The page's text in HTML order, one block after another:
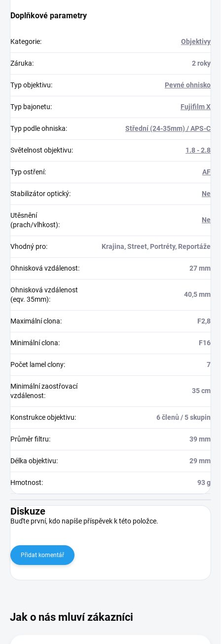
Doplňkové parametry
Kategorie: Objektivy
Záruka: 2 roky
Typ objektivu: Pevné ohnisko
Typ bajonetu: Fujifilm X
Typ podle ohniska: Střední (24-35mm) / APS-C
Světelnost objektivu: 1.8 - 2.8
Typ ostření: AF
Stabilizátor optický: Ne
Utěsnění
(prach/vlhkost):
Ne
Vhodný pro: Krajina, Street, Portréty, Reportáže
Ohnisková vzdálenost: 27 mm
Ohnisková vzdálenost
(eqv. 35mm):
40,5 mm
Maximální clona: F2,8
Minimální clona: F16
Počet lamel clony: 7
Minimální zaostřovací
vzdálenost:
35 cm
Konstrukce objektivu: 6 členů / 5 skupin
Průměr filtru: 39 mm
Délka objektivu: 29 mm
Hmotnost: 93 g
Diskuze
Buďte první, kdo napíše příspěvek k této položce.
Přidat komentář